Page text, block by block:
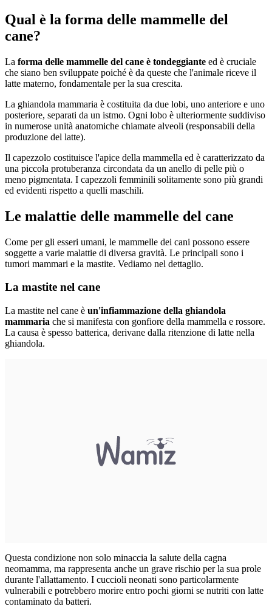
Qual è la forma delle mammelle del
cane?
La forma delle mammelle del cane è tondeggiante ed è cruciale
che siano ben sviluppate poiché è da queste che l'animale riceve il
latte materno, fondamentale per la sua crescita.
La ghiandola mammaria è costituita da due lobi, uno anteriore e uno
posteriore, separati da un istmo. Ogni lobo è ulteriormente suddiviso
in numerose unità anatomiche chiamate alveoli (responsabili della
produzione del latte).
Il capezzolo costituisce l'apice della mammella ed è caratterizzato da
una piccola protuberanza circondata da un anello di pelle più o
meno pigmentata. I capezzoli femminili solitamente sono più grandi
ed evidenti rispetto a quelli maschili.
Le malattie delle mammelle del cane
Come per gli esseri umani, le mammelle dei cani possono essere
soggette a varie malattie di diversa gravità. Le principali sono i
tumori mammari e la mastite. Vediamo nel dettaglio.
La mastite nel cane
La mastite nel cane è un'infiammazione della ghiandola
mammaria che si manifesta con gonfiore della mammella e rossore.
La causa è spesso batterica, derivane dalla ritenzione di latte nella
ghiandola.
Questa condizione non solo minaccia la salute della cagna
neomamma, ma rappresenta anche un grave rischio per la sua prole
durante l'allattamento. I cuccioli neonati sono particolarmente
vulnerabili e potrebbero morire entro pochi giorni se nutriti con latte
contaminato da batteri.